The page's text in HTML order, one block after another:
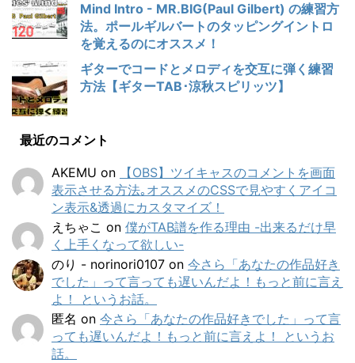
Mind Intro - MR.BIG(Paul Gilbert) の練習方
法。ポールギルバートのタッピングイントロ
を覚えるのにオススメ！
ギターでコードとメロディを交互に弾く練習
方法【ギターTAB･涼秋スピリッツ】
最近のコメント
AKEMU on
【OBS】ツイキャスのコメントを画面
表示させる方法｡オススメのCSSで見やすくアイコ
ン表示&透過にカスタマイズ！
えちゃこ on 僕がTAB譜を作る理由 -出来るだけ早
く上手くなって欲しい-
のり - norinori0107 on 今さら「あなたの作品好き
でした」って言っても遅いんだよ！もっと前に言え
よ！ というお話。
匿名 on 今さら「あなたの作品好きでした」って言
っても遅いんだよ！もっと前に言えよ！ というお
話。